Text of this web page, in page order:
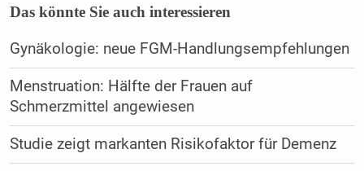
Das könnte Sie auch interessieren
Gynäkologie: neue FGM-Handlungsempfehlungen
Menstruation: Hälfte der Frauen auf
Schmerzmittel angewiesen
Studie zeigt markanten Risikofaktor für Demenz